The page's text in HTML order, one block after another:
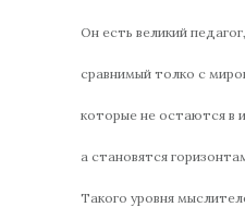
Он есть великий
сравнимый толко с
которые не остаются в
а становятся
Такого уровня